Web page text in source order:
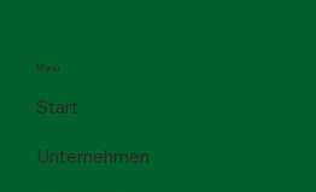
Menü
Start
Unternehmen